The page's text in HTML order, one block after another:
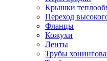
Крышки
Переход
Фланцы
Кожухи
Ленты
Трубы